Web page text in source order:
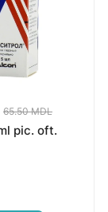
65.50 MDL
pic. oft.